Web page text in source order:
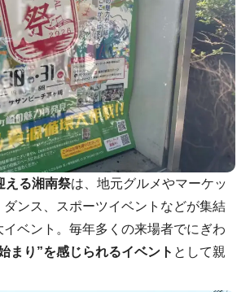
える湘南祭は、地元グルメやマーケッ
ダンス、スポーツイベントなどが集結
ベント。毎年多くの来場者でにぎわ
まり”を感じられるイベント として親